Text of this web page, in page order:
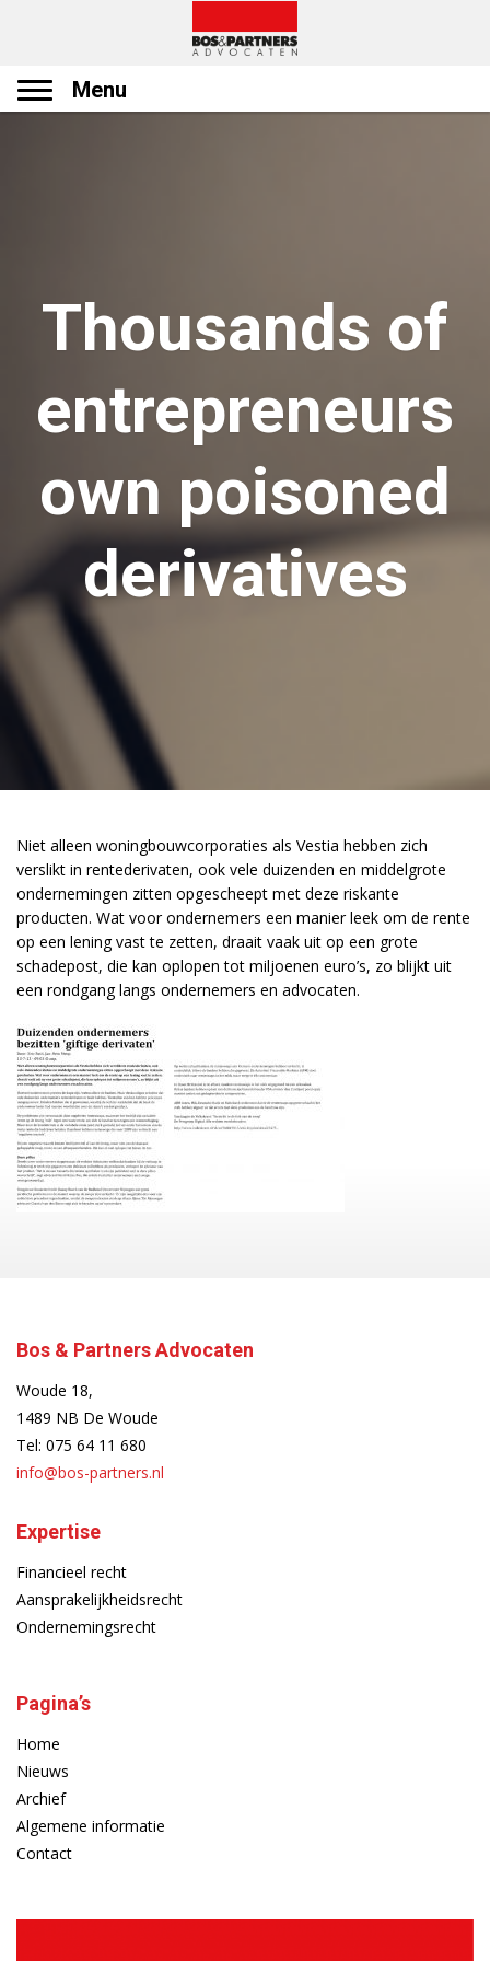
Menu
Thousands of
entrepreneurs
own poisoned
derivatives
Niet alleen woningbouwcorporaties als Vestia hebben zich
verslikt in rentederivaten, ook vele duizenden en middelgrote
ondernemingen zitten opgescheept met deze riskante
producten. Wat voor ondernemers een manier leek om de rente
op een lening vast te zetten, draait vaak uit op een grote
schadepost, die kan oplopen tot miljoenen euro’s, zo blijkt uit
een rondgang langs ondernemers en advocaten.
Bos & Partners Advocaten
Woude 18,
1489 NB De Woude
Tel: 075 64 11 680
info@bos-partners.nl
Expertise
Financieel recht
Aansprakelijkheidsrecht
Ondernemingsrecht
Pagina’s
Home
Nieuws
Archief
Algemene informatie
Contact